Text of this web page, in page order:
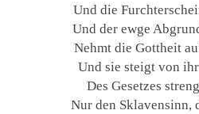
Und die
Und der ewge
Nehmt die Gottheit
Und sie steigt von
Des Gesetzes
Nur den Sklavensinn,